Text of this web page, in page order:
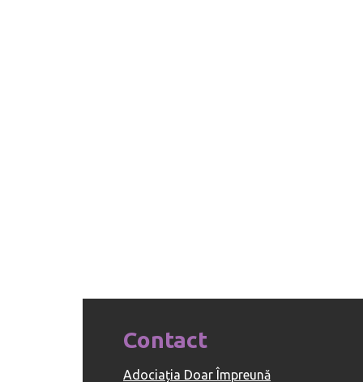
Contact
Adociația Doar Împreună